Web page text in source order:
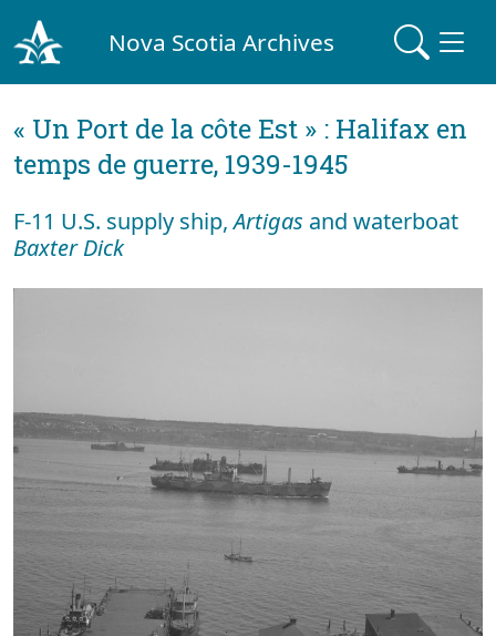
Nova Scotia Archives
« Un Port de la côte Est » : Halifax en
temps de guerre, 1939-1945
F-11 U.S. supply ship,Artigas and waterboat
Baxter Dick